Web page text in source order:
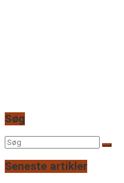
Søg
Seneste artikler